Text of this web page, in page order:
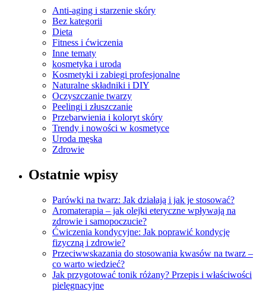
Anti-aging i starzenie skóry
Bez kategorii
Dieta
Fitness i ćwiczenia
Inne tematy
kosmetyka i uroda
Kosmetyki i zabiegi profesjonalne
Naturalne składniki i DIY
Oczyszczanie twarzy
Peelingi i złuszczanie
Przebarwienia i koloryt skóry
Trendy i nowości w kosmetyce
Uroda męska
Zdrowie
Ostatnie wpisy
Parówki na twarz: Jak działają i jak je stosować?
Aromaterapia – jak olejki eteryczne wpływają na
zdrowie i samopoczucie?
Ćwiczenia kondycyjne: Jak poprawić kondycję
fizyczną i zdrowie?
Przeciwwskazania do stosowania kwasów na twarz –
co warto wiedzieć?
Jak przygotować tonik różany? Przepis i właściwości
pielęgnacyjne